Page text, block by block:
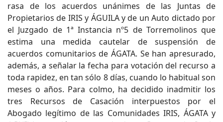
rasa de los acuerdos unánimes de las Juntas de
Propietarios de IRIS y ÁGUILA y de un Auto dictado por
el Juzgado de 1ª Instancia nº5 de Torremolinos que
estima una medida cautelar de suspensión de
acuerdos comunitarios de ÁGATA. Se han apresurado,
además, a señalar la fecha para votación del recurso a
toda rapidez, en tan sólo 8 días, cuando lo habitual son
meses o años. Para colmo, ha decidido inadmitir los
tres Recursos de Casación interpuestos por el
Abogado legítimo de las Comunidades IRIS, ÁGATA y